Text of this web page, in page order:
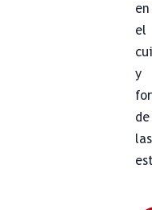
en
el
y
de
las